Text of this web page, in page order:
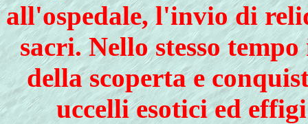
all'ospedale, l'invio di
sacri. Nello stesso
della scoperta e
uccelli esotici ed